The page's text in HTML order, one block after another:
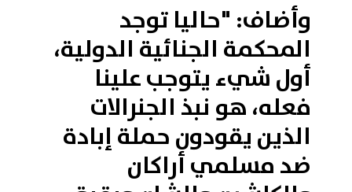
وأضاف: "حاليا توجد
المحكمة الجنائية الدولية،
أول شيء يتوجب علينا
فعله، هو نبذ الجنرالات
الذين يقودون حملة إبادة
ضد مسلمي أراكان